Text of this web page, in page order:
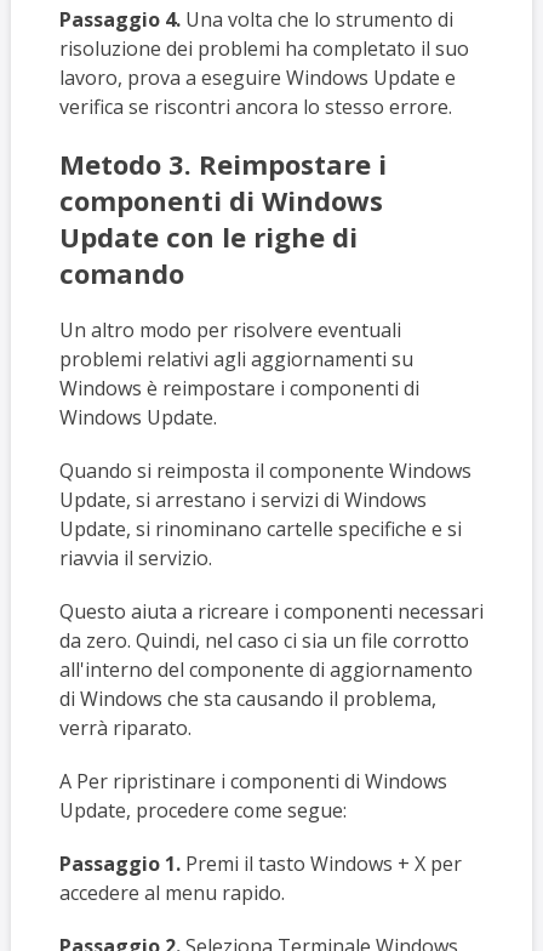
Passaggio 4.Una volta che lo strumento di
risoluzione dei problemi ha completato il suo
lavoro, prova a eseguire Windows Update e
verifica se riscontri ancora lo stesso errore.
Metodo 3. Reimpostare i
componenti di Windows
Update con le righe di
comando
Un altro modo per risolvere eventuali
problemi relativi agli aggiornamenti su
Windows è reimpostare i componenti di
Windows Update.
Quando si reimposta il componente Windows
Update, si arrestano i servizi di Windows
Update, si rinominano cartelle specifiche e si
riavvia il servizio.
Questo aiuta a ricreare i componenti necessari
da zero. Quindi, nel caso ci sia un file corrotto
all'interno del componente di aggiornamento
di Windows che sta causando il problema,
verrà riparato.
A Per ripristinare i componenti di Windows
Update, procedere come segue:
Passaggio 1.Premi il tasto Windows + X per
accedere al menu rapido.